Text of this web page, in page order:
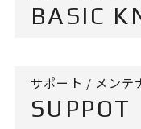
BASIC
サポート / メンテ
SUPPOT